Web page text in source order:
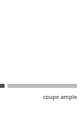
coupe ample